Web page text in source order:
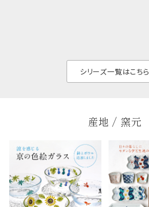
シリーズ一覧はこちら
産地 / 窯元